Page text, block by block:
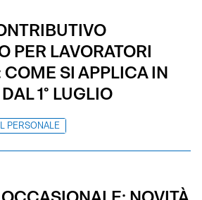
PER LAVORATORI
COME SI APPLICA IN
1° LUGLIO
PERSONALE